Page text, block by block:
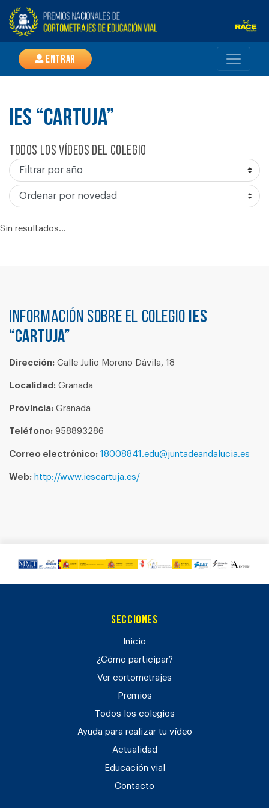
Entrar
IES “CARTUJA”
Todos los vídeos del colegio
Sin resultados...
Información sobre el colegio IES
“CARTUJA”
Dirección: Calle Julio Moreno Dávila, 18
Localidad: Granada
Provincia: Granada
Teléfono: 958893286
Correo electrónico: 18008841.edu@juntadeandalucia.es
Web: http://www.iescartuja.es/
Secciones
Inicio
¿Cómo participar?
Ver cortometrajes
Premios
Todos los colegios
Ayuda para realizar tu vídeo
Actualidad
Educación vial
Contacto